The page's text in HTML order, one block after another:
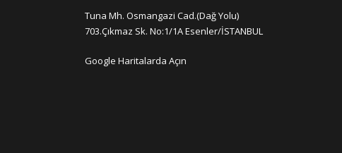
Tuna Mh. Osmangazi Cad.(Dağ Yolu)
703.Çıkmaz Sk. No:1/1A Esenler/İSTANBUL
Google Haritalarda Açın